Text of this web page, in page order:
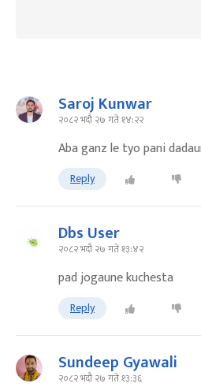
Saroj Kunwar
२०८२ भदौ २७ गते १४:२२
Aba ganz le tyo pani
Reply
Dbs User
२०८२ भदौ २७ गते १३:४२
pad jogaune kuchesta
Reply
Sundeep Gyawali
२०८२ भदौ २७ गते १३:३६